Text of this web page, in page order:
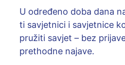
U određeno doba dana
ti savjetnici i savjetnice
pružiti savjet – bez
prethodne najave.